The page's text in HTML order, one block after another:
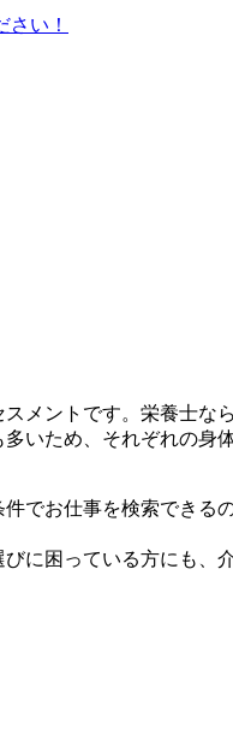
い！
メントです。栄養士な
いため、それぞれの身
でお仕事を検索できる
に困っている方にも、